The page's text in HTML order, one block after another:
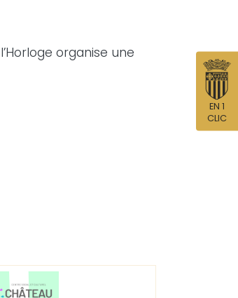
organise une
EN 1
CLIC